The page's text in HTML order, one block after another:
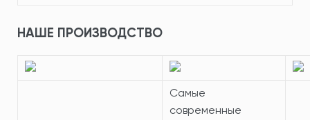
НАШЕ ПРОИЗВОДСТВО
Самые
современные